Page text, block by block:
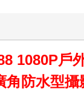
1080P戶
角防水型攝